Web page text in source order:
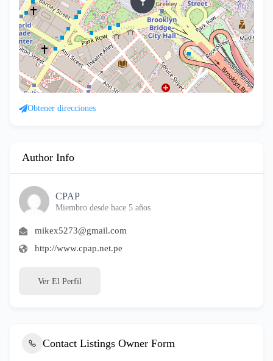
Obtener direcciones
Author Info
CPAP
Miembro desde hace 5 años
mikex5273@gmail.com
http://www.cpap.net.pe
Ver El Perfil
Contact Listings Owner Form